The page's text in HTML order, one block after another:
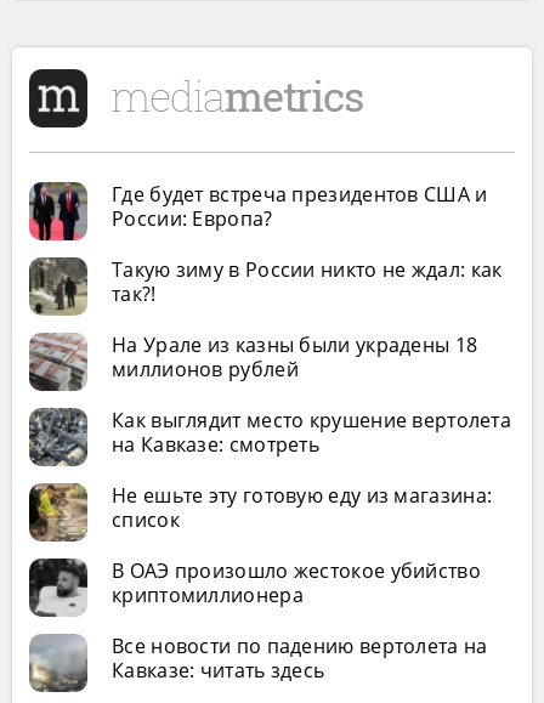
Где будет встреча президентов США и
России: Европа?
Такую зиму в России никто не ждал: как
так?!
На Урале из казны были украдены 18
миллионов рублей
Как выглядит место крушение вертолета
на Кавказе: смотреть
Не ешьте эту готовую еду из магазина:
список
В ОАЭ произошло жестокое убийство
криптомиллионера
Все новости по падению вертолета на
Кавказе: читать здесь